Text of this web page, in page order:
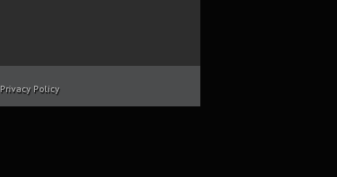
Privacy Policy